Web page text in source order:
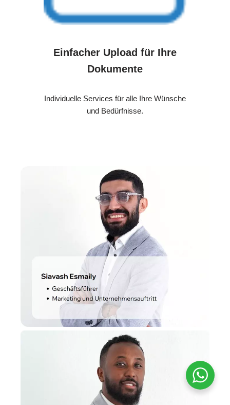
Einfacher Upload für Ihre
Dokumente
Individuelle Services für alle Ihre Wünsche
und Bedürfnisse.